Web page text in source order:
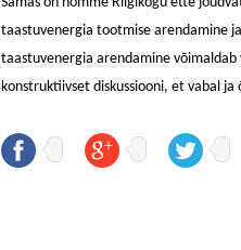
taastuvenergia tootmise arendamine
taastuvenergia arendamine
konstruktiivset diskussiooni, et vabal